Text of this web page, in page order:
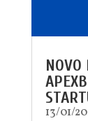
NOVO
13/01/